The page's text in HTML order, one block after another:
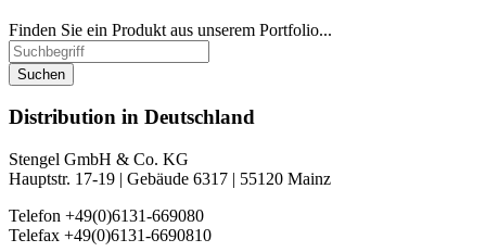
Finden Sie ein Produkt aus unserem Portfolio...
Suchen
Distribution in Deutschland
Stengel GmbH & Co. KG
Hauptstr. 17-19 | Gebäude 6317 | 55120 Mainz
Telefon +49(0)6131-669080
Telefax +49(0)6131-6690810